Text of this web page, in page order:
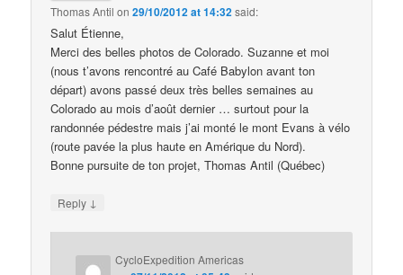
Thomas Antil on29/10/2012 at 14:32said:
Salut Étienne,
Merci des belles photos de Colorado. Suzanne et moi
(nous t’avons rencontré au Café Babylon avant ton
départ) avons passé deux très belles semaines au
Colorado au mois d’août dernier … surtout pour la
randonnée pédestre mais j’ai monté le mont Evans à vélo
(route pavée la plus haute en Amérique du Nord).
Bonne pursuite de ton projet, Thomas Antil (Québec)
Reply ↓
CycloExpedition Americas